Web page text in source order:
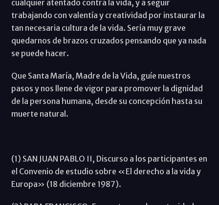
cualquier atentado contra la vida, y a seguir
trabajando con valentía y creatividad por instaurar la
tan necesaria cultura de la vida. Sería muy grave
quedarnos de brazos cruzados pensando que ya nada
se puede hacer.
Que Santa María, Madre de la Vida, guíe nuestros
pasos y nos llene de vigor para promover la dignidad
de la persona humana, desde su concepción hasta su
muerte natural.
(1) SAN JUAN PABLO II, Discurso a los participantes en
el Convenio de estudio sobre «El derecho a la vida y
Europa» (18 diciembre 1987).